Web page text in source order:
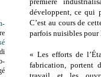
développent, ce qui
C’est au cours de
parfois nuisibles pour
« Les efforts de
fabrication, portent